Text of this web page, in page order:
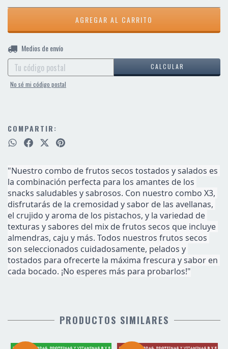
Entregas para el CP:
Medios de envío
CALCULAR
No sé mi código postal
COMPARTIR:
"Nuestro combo de frutos secos tostados y salados es
la combinación perfecta para los amantes de los
snacks saludables y sabrosos. Con nuestro combo X3,
disfrutarás de la cremosidad y sabor de las avellanas,
el crujido y aroma de los pistachos, y la variedad de
texturas y sabores del mix de frutos secos que incluye
almendras, caju y más. Todos nuestros frutos secos
son seleccionados cuidadosamente, pelados y
tostados para ofrecerte la máxima frescura y sabor en
cada bocado. ¡No esperes más para probarlos!"
PRODUCTOS SIMILARES